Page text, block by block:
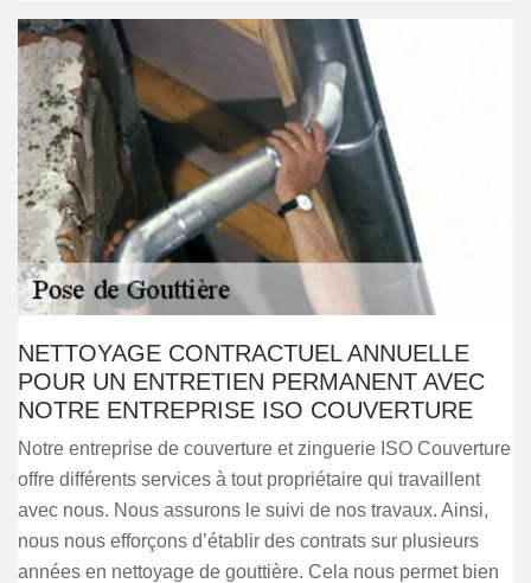
NETTOYAGE CONTRACTUEL ANNUELLE
POUR UN ENTRETIEN PERMANENT AVEC
NOTRE ENTREPRISE ISO COUVERTURE
Notre entreprise de couverture et zinguerie ISO Couverture
offre différents services à tout propriétaire qui travaillent
avec nous. Nous assurons le suivi de nos travaux. Ainsi,
nous nous efforçons d’établir des contrats sur plusieurs
années en nettoyage de gouttière. Cela nous permet bien